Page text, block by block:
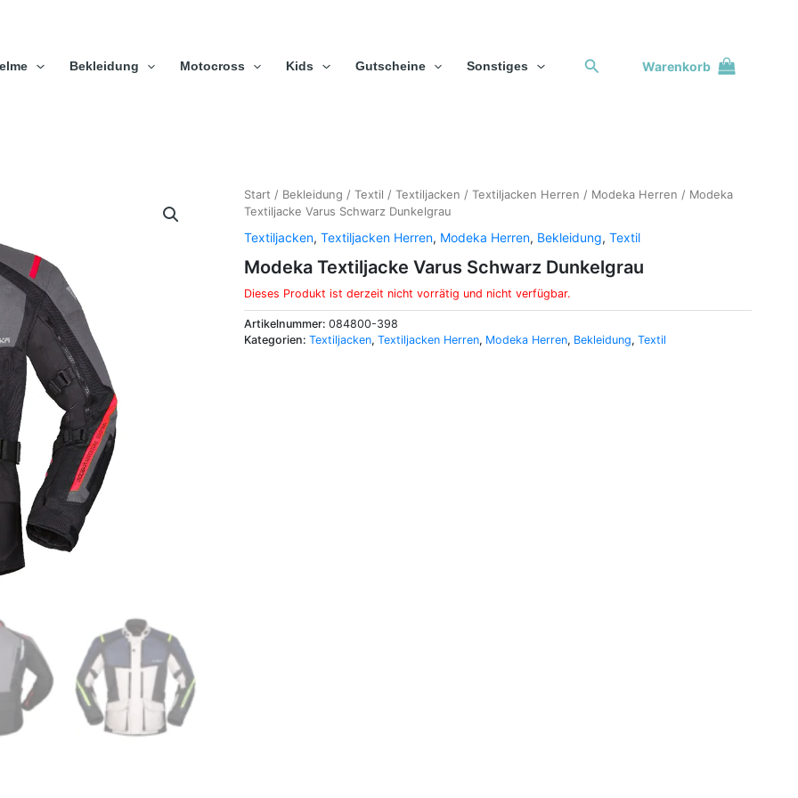
Bekleidung Motocross Kids Gutscheine Sonstiges SuchenWarenkorb
Start / Bekleidung / Textil / Textiljacken / Textiljacken Herren / Modeka Herren / Modeka
Textiljacke Varus Schwarz Dunkelgrau
Textiljacken, Textiljacken Herren, Modeka Herren, Bekleidung, Textil
Modeka Textiljacke Varus Schwarz Dunkelgrau
Dieses Produkt ist derzeit nicht vorrätig und nicht verfügbar.
Artikelnummer: 084800-398
Kategorien: Textiljacken, Textiljacken Herren, Modeka Herren, Bekleidung, Textil